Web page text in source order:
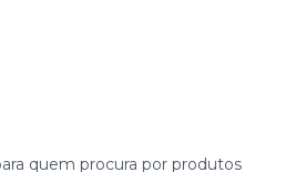
quem procura por produtos